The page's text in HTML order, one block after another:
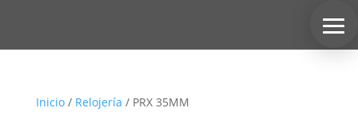
Inicio/ Relojería / PRX 35MM